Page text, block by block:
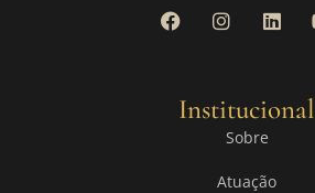
Institucional
Sobre
Atuação